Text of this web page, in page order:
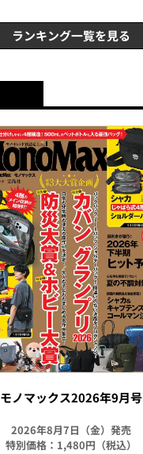
ランキング一覧を見る
モノマックス2026年9月号
2026年8月7日（金）発売
特別価格：1,480円（税込）